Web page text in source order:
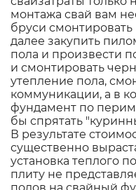
монтажа свай вам
бруси
далее закупить
пола и произвести
и смонтировать
утепление пола,
коммуникации, а в
фундамент по
бы спрятать
В результате
существенно
установка теплого
плиту не
полов на свайный